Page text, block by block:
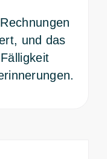
und das